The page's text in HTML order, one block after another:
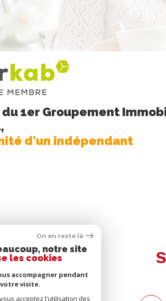
du 1er Groupement
d'un indépendant
SeOn en reste là
notre site
les cookies
accompagner pendant
votre visite.
acceptez l'utilisation des